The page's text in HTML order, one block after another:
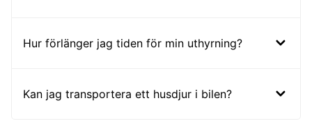
Hur förlänger jag tiden för min uthyrning?
Kan jag transportera ett husdjur i bilen?